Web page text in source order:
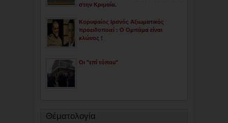
στην Κριμαία.
Κορυφαίος Ιρανός Αξιωματικός
προειδοποιεί : Ο Ομπάμα είναι
κλώνος !
Οι "επί τόπου"
Θέματολογία